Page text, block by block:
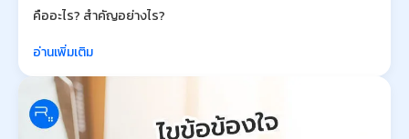
คืออะไร? สำคัญอย่างไร?
อ่านเพิ่มเติม